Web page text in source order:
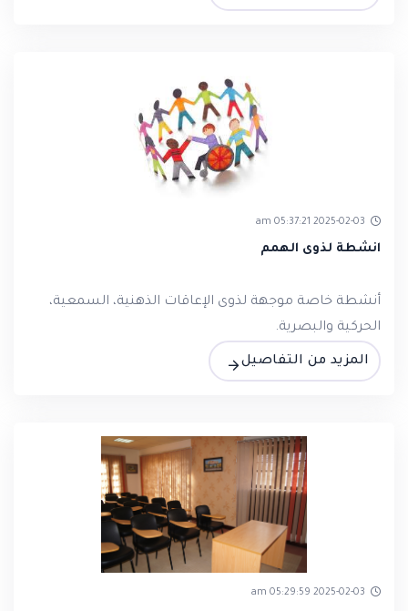
2025-02-03 05:37:21 am
انشطة لذوى الهمم
أنشطة خاصة موجهة لذوى الإعاقات الذهنية، السمعية،
الحركية والبصرية.
المزيد من التفاصيل
2025-02-03 05:29:59 am